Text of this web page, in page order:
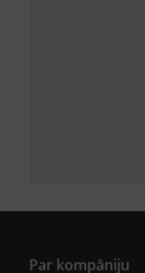
Par kompāniju